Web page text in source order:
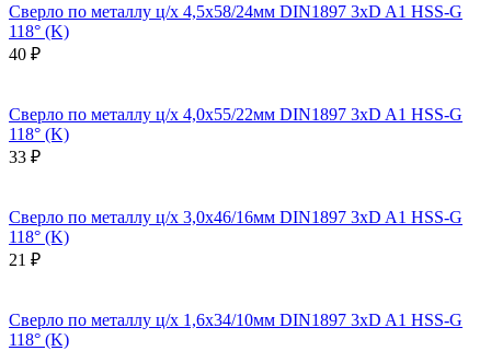
Сверло по металлу ц/х 4,5x58/24мм DIN1897 3xD A1 HSS-G
118° (K)
40 ₽
Сверло по металлу ц/х 4,0x55/22мм DIN1897 3xD A1 HSS-G
118° (K)
33 ₽
Сверло по металлу ц/х 3,0x46/16мм DIN1897 3xD A1 HSS-G
118° (K)
21 ₽
Сверло по металлу ц/х 1,6x34/10мм DIN1897 3xD A1 HSS-G
118° (K)